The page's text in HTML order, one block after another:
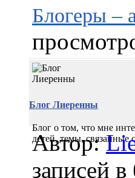
Блогеры –
Блог Лиеренны
Блог о том, что мне
детей, темы, связанные
Автор:
записей в